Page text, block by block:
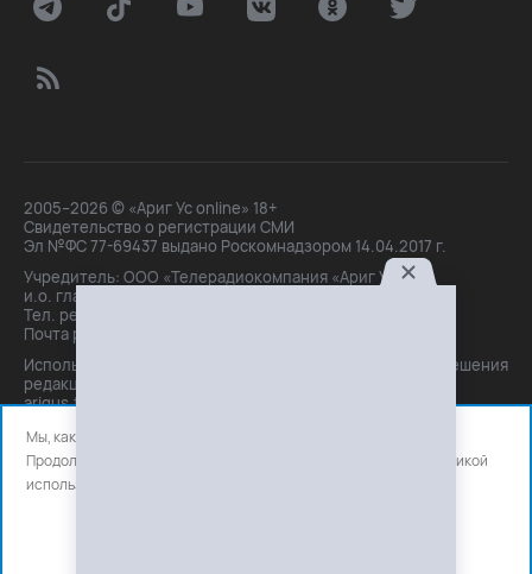
2005–2026 © «Ариг Ус online» 18+
Свидетельство о регистрации СМИ
Эл №ФС 77-69437 выдано Роскомнадзором 14.04.2017 г.
Учредитель: ООО «Телерадиокомпания «Ариг Ус»,
и.о. главного редактора: Маханова О.Б.
Тел. peдakции: +7(3012)21-30-14,
Почта peдakции: editor@arigus.tv
Использование материалов только с письменного разрешения
редакции. При цитировании прямая активная ссылка на
arigus.tv обязательна.
Мы, как и все используем файлы cookie и сервисы аналитики.
Продолжая использовать сайт, вы соглашаетесь с нашей
политикой
использования